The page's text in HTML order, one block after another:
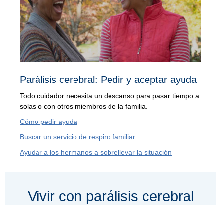
Parálisis cerebral: Pedir y aceptar ayuda
Todo cuidador necesita un descanso para pasar tiempo a
solas o con otros miembros de la familia.
Cómo pedir ayuda
Buscar un servicio de respiro familiar
Ayudar a los hermanos a sobrellevar la situación
Vivir con parálisis cerebral